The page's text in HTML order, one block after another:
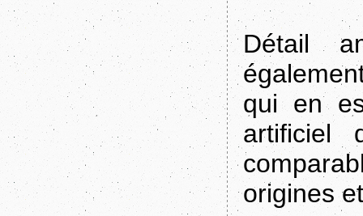
Détail
qui en
artificiel
origines